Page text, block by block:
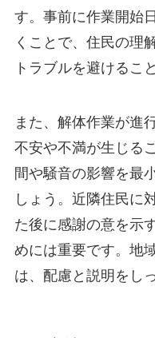
す。事前に作業開始
くことで、住民の理
トラブルを避けるこ
また、解体作業が進
不安や不満が生じる
間や騒音の影響を最
しょう。近隣住民に
た後に感謝の意を示
めには重要です。地
は、配慮と説明をし